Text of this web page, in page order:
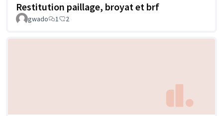
Restitution paillage, broyat et brf
gwado 1 2